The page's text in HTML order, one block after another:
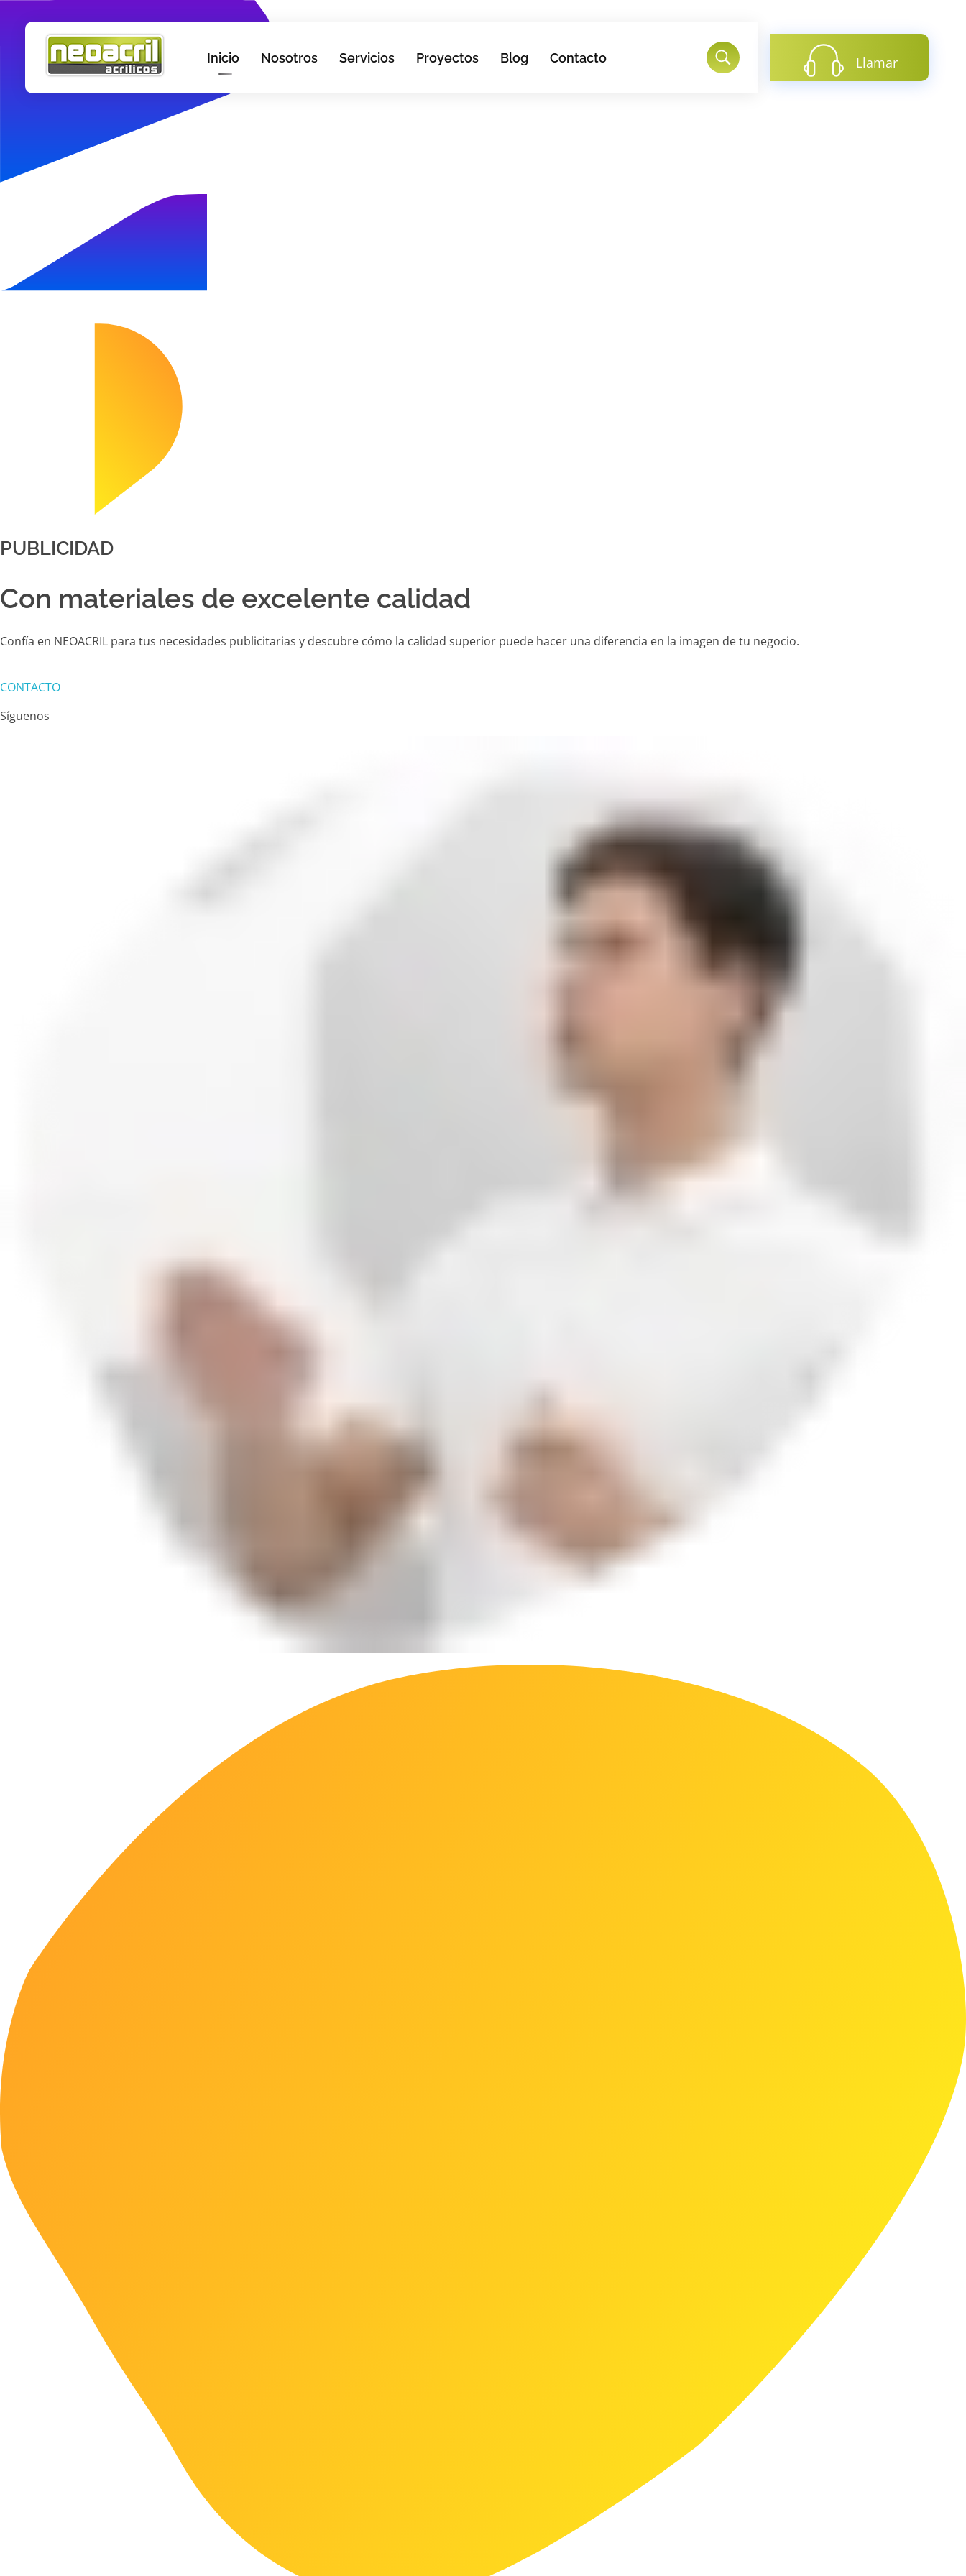
NeoAcril
Inicio Nosotros Servicios Proyectos Blog Contacto Llamar
PUBLICIDAD
Con materiales de excelente calidad
Confía en NEOACRIL para tus necesidades publicitarias y descubre cómo la calidad superior puede hacer una diferencia en la imagen de tu negocio.
CONTACTO
Síguenos